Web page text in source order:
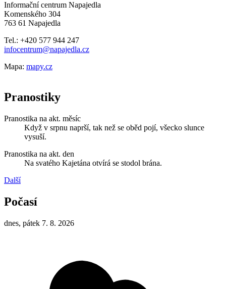
Informační centrum Napajedla
Komenského 304
763 61 Napajedla
Tel.: +420 577 944 247
infocentrum@napajedla.cz
Mapa: mapy.cz
Pranostiky
Pranostika na akt. měsíc
Když v srpnu naprší, tak než se oběd pojí, všecko slunce
vysuší.
Pranostika na akt. den
Na svatého Kajetána otvírá se stodol brána.
Další
Počasí
dnes, pátek 7. 8. 2026